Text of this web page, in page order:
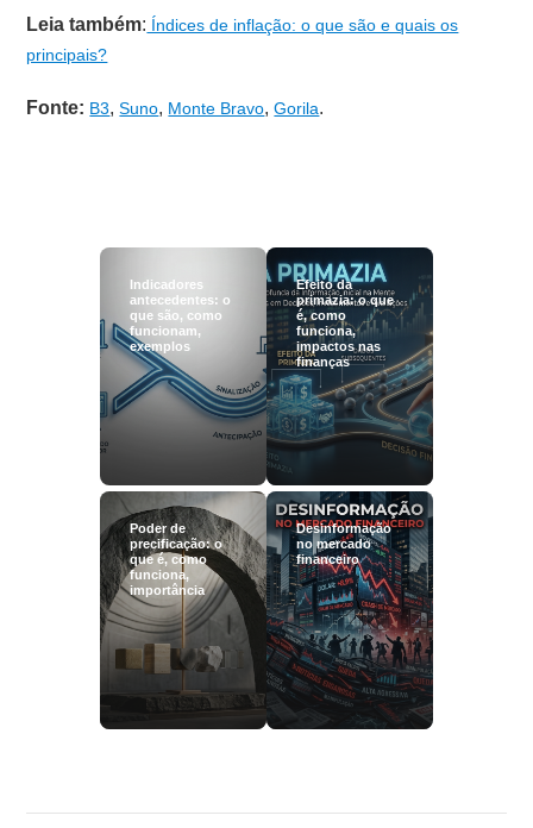
Leia também: Índices de inflação: o que são e quais os
principais?
Fonte: B3,Suno, Monte Bravo,Gorila.
Indicadores
antecedentes: o
que são, como
funcionam,
exemplos
Efeito da
primazia: o que
é, como
funciona,
impactos nas
finanças
Poder de
precificação: o
que é, como
funciona,
importância
Desinformação
no mercado
financeiro